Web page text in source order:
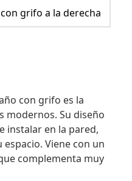
con grifo a la derecha
con grifo es la
modernos. Su diseño
instalar en la pared,
Viene con un
complementa muy